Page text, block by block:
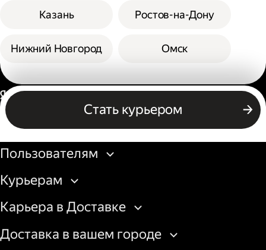
Казань
Нижний Новгород
Ростов-на-Дону
Омск
Стать курьером
Россия
Бизнесу
Пользователям
Курьерам
Карьера в Доставке
Доставка в вашем городе